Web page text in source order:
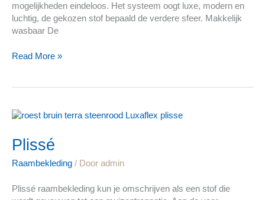
mogelijkheden eindeloos. Het systeem oogt luxe, modern en
luchtig, de gekozen stof bepaald de verdere sfeer. Makkelijk
wasbaar De
Read More »
Plissé
Raambekleding / Door admin
Plissé raambekleding kun je omschrijven als een stof die
Plissé